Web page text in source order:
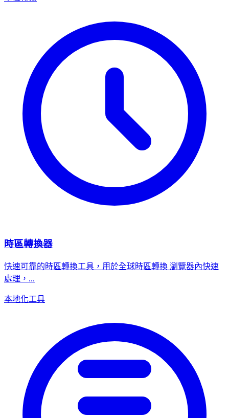
時區轉換器
快速可靠的時區轉換工具，用於全球時區轉換 瀏覽器內快速
處理，...
本地化工具